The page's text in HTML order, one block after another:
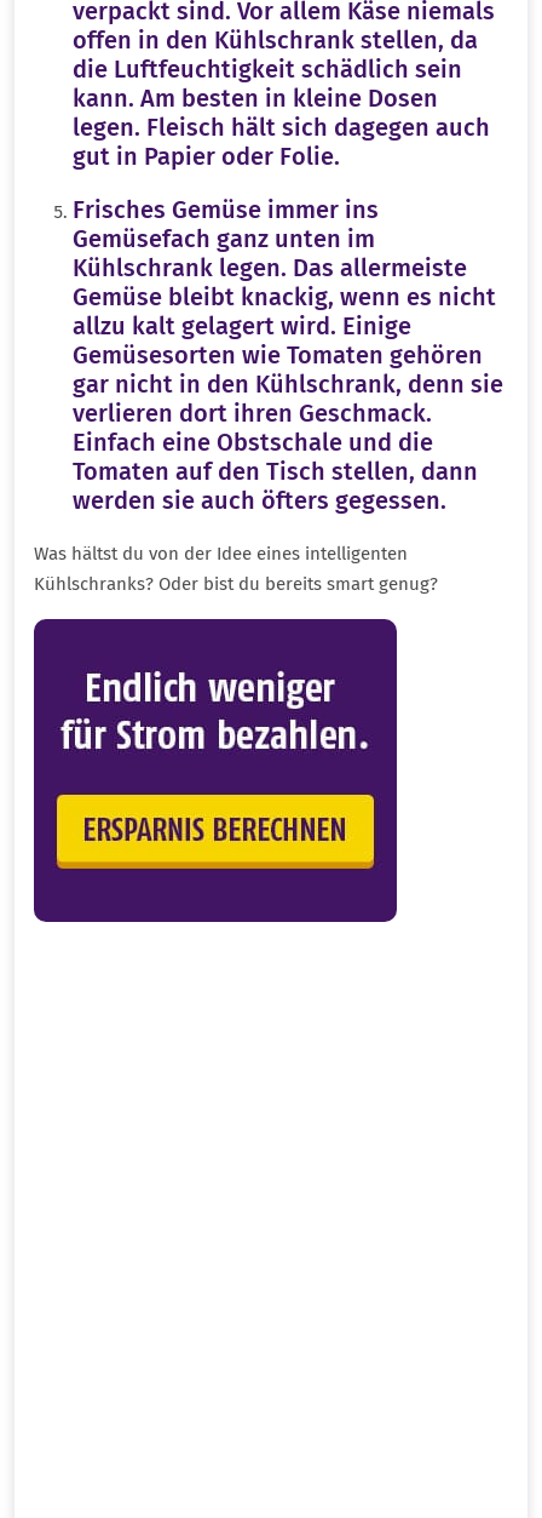
verpackt sind. Vor allem Käse niemals
offen in den Kühlschrank stellen, da
die Luftfeuchtigkeit schädlich sein
kann. Am besten in kleine Dosen
legen. Fleisch hält sich dagegen auch
gut in Papier oder Folie.
Frisches Gemüse immer ins
Gemüsefach ganz unten im
Kühlschrank legen. Das allermeiste
Gemüse bleibt knackig, wenn es nicht
allzu kalt gelagert wird. Einige
Gemüsesorten wie Tomaten gehören
gar nicht in den Kühlschrank, denn sie
verlieren dort ihren Geschmack.
Einfach eine Obstschale und die
Tomaten auf den Tisch stellen, dann
werden sie auch öfters gegessen.
Was hältst du von der Idee eines intelligenten
Kühlschranks? Oder bist du bereits smart genug?